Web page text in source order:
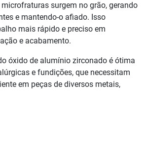
surgem no grão, gerando
e mantendo-o afiado. Isso
mais rápido e preciso em
e acabamento.
óxido de alumínio zirconado é ótima
e fundições, que necessitam
em peças de diversos metais,